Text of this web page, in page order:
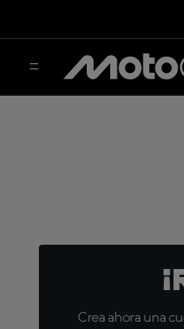
Crea ahora una